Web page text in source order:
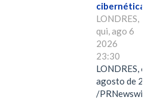
cibernética
LONDRES,
qui, ago 6
2026
23:30
LONDRES, 6 de
agosto de 2026
/PRNewswire/ --